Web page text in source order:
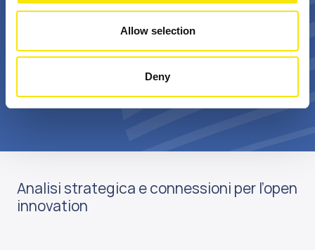
Allow selection
Deny
professionals
value
Scopri di più su di noi
Analisi strategica e connessioni per l’open
innovation